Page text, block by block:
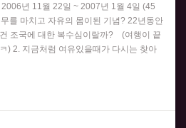
년 11월 22일 ~ 2007년 1월 4일 (45
마치고 자유의 몸이된 기념? 22년동안
조국에 대한 복수심이랄까? (여행이 끝
) 2. 지금처럼 여유있을때가 다시는 찾아